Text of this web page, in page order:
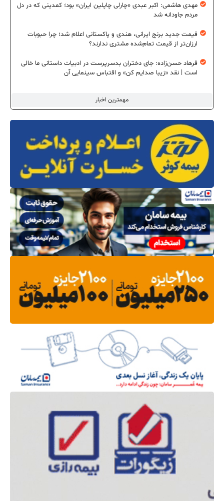
مهمترین اخبار
مهدی هاشمی: اکبر عبدی «چارلی چاپلین ایران» بود؛ کمدینی که در دل
مردم جاودانه شد
قیمت جدید برنج ایرانی، هندی و پاکستانی اعلام شد؛ چرا حبوبات
ارزان‌تر از قیمت تمام‌شده مشتری ندارند؟
فرهاد حسن‌زاده: جای دختران بدسرپرست در ادبیات داستانی ما خالی
است | نقد «زیبا صدایم کن» و اقتباس سینمایی آن